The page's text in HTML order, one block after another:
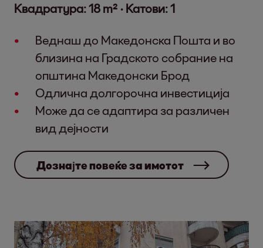
Квадратура: 18 m² · Катови: 1
Веднаш до Македонска Пошта и во
близина на Градското собрание на
општина Македонски Брод
Одлична долгорочна инвестиција
Може да се адаптира за различен
вид дејности
Дознајте повеќе за имотот